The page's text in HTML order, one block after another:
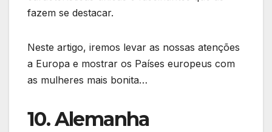
fazem se destacar.
Neste artigo, iremos levar as nossas atenções
a Europa e mostrar os Países europeus com
as mulheres mais bonita…
10. Alemanha